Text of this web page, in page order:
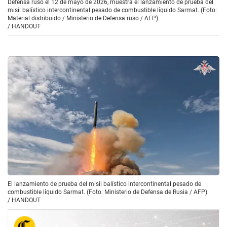
Defensa ruso el 12 de mayo de 2026, muestra el lanzamiento de prueba del
misil balístico intercontinental pesado de combustible líquido Sarmat. (Foto:
Material distribuido / Ministerio de Defensa ruso / AFP).
/ HANDOUT
El lanzamiento de prueba del misil balístico intercontinental pesado de
combustible líquido Sarmat. (Foto: Ministerio de Defensa de Rusia / AFP).
/ HANDOUT